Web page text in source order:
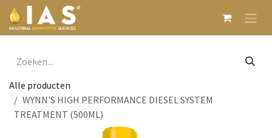
Overslaan naar inhoud
Alle producten
WYNN'S HIGH PERFORMANCE DIESEL SYSTEM
TREATMENT (500ML)